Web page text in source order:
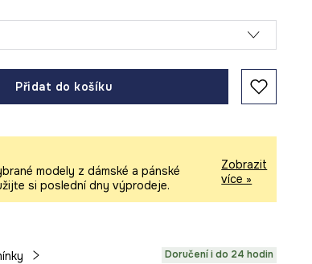
Přidat do košíku
modely z dámské a pánské
si poslední dny výprodeje.
Zobrazit
více »
Doručení i do 24 hodin